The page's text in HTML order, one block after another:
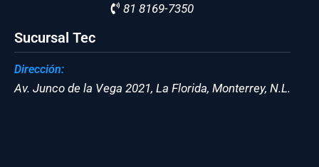
81 8169-7350
Sucursal Tec
Dirección:
Av. Junco de la Vega 2021, La Florida, Monterrey, N.L.